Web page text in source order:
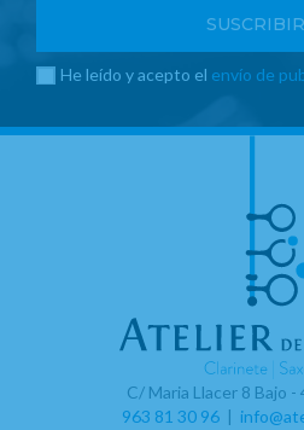
He leído y acepto el envío de
C/ Maria Llacer 8 Bajo -
963 81 30 96|